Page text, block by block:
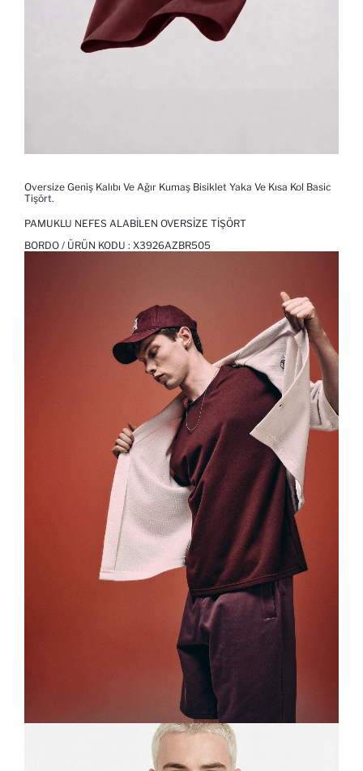
Oversize Geniş Kalıbı Ve Ağır Kumaş Bisiklet Yaka Ve Kısa Kol Basic
Tişört.
PAMUKLU NEFES ALABILEN OVERSIZE TIŞÖRT
BORDO / ÜRÜN KODU : X3926AZBR505